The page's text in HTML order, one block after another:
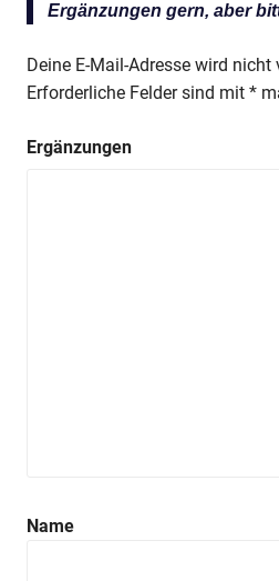
Ergänzungen gern, aber
Deine E-Mail-Adresse wird
Erforderliche Felder sind mit *
Ergänzungen
Name